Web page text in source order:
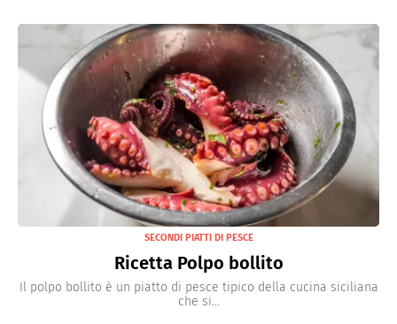
SECONDI PIATTI DI PESCE
Ricetta Polpo bollito
Il polpo bollito è un piatto di pesce tipico della cucina siciliana
che si...